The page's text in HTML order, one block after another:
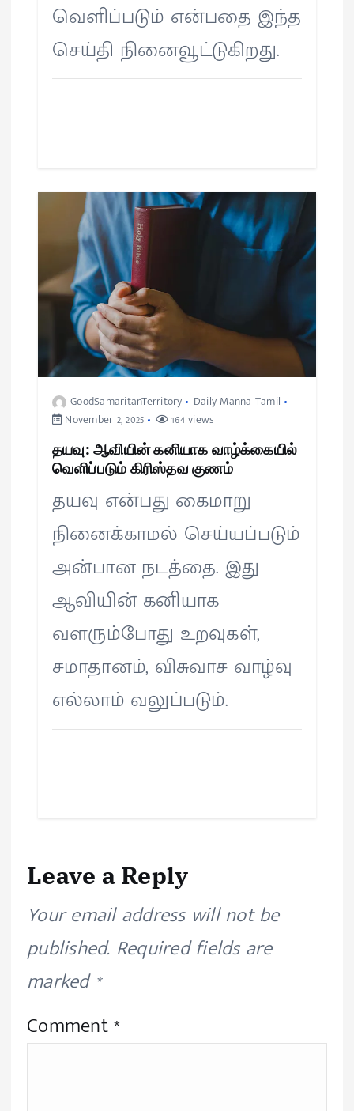
வெளிப்படும் என்பதை இந்த
செய்தி நினைவூட்டுகிறது.
GoodSamaritanTerritory
Daily Manna Tamil
November 2, 2025
164 views
தயவு: ஆவியின் கனியாக வாழ்க்கையில்
வெளிப்படும் கிரிஸ்தவ குணம்
தயவு என்பது கைமாறு
நினைக்காமல் செய்யப்படும்
அன்பான நடத்தை. இது
ஆவியின் கனியாக
வளரும்போது உறவுகள்,
சமாதானம், விசுவாச வாழ்வு
எல்லாம் வலுப்படும்.
Leave a Reply
Your email address will not be
published. Required fields are
marked*
Comment*